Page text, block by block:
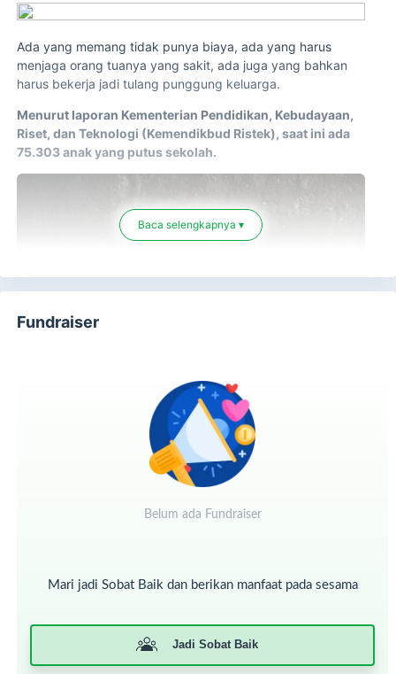
Ada yang memang tidak punya biaya, ada yang harus
menjaga orang tuanya yang sakit, ada juga yang bahkan
harus bekerja jadi tulang punggung keluarga.
Menurut laporan Kementerian Pendidikan, Kebudayaan,
Riset, dan Teknologi (Kemendikbud Ristek), saat ini ada
75.303 anak yang putus sekolah.
Oleh karena itu, kami dari Dompet Sosial Madani mengajak
Baca selengkapnya ▾
Fundraiser
Belum ada Fundraiser
Mari jadi Sobat Baik dan berikan manfaat pada sesama
Jadi Sobat Baik